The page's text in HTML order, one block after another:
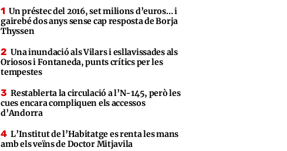
Un préstec del 2016, set milions d’euros… i
gairebé dos anys sense cap resposta de Borja
Thyssen
Una inundació als Vilars i esllavissades als
Oriosos i Fontaneda, punts crítics per les
tempestes
Restablerta la circulació a l’N-145, però les
cues encara compliquen els accessos
d’Andorra
L’Institut de l’Habitatge es renta les mans
amb els veïns de Doctor Mitjavila